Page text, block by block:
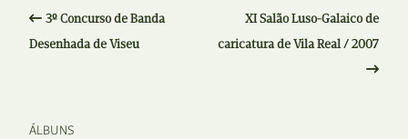
3º Concurso de Banda
Desenhada de Viseu
XI Salão Luso-Galaico de
caricatura de Vila Real / 2007
ÁLBUNS